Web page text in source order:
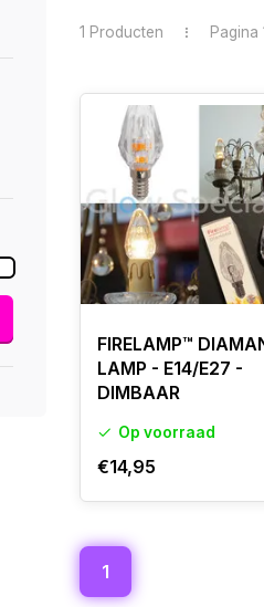
1 Producten Pagina
FIRELAMP™
LAMP - E14/E27 -
DIMBAAR
Op voorraad
€14,95
1